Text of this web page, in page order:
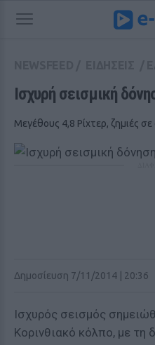
Ισχυρή σεισμική
Μεγέθους 4,8 Ρίχτερ, ζημιές σε
Δημοσίευση 7/11/2014 | 20:36
Ισχυρός σεισμός
Κορινθιακό κόλπο, με τη